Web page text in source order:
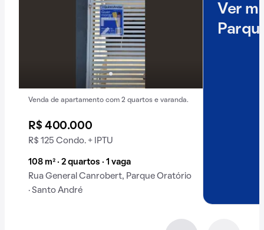
Venda de apartamento com 2 quartos e varanda.
R$ 400.000
R$ 125 Condo. + IPTU
108 m² · 2 quartos · 1 vaga
Rua General Canrobert, Parque Oratório
· Santo André
Ver